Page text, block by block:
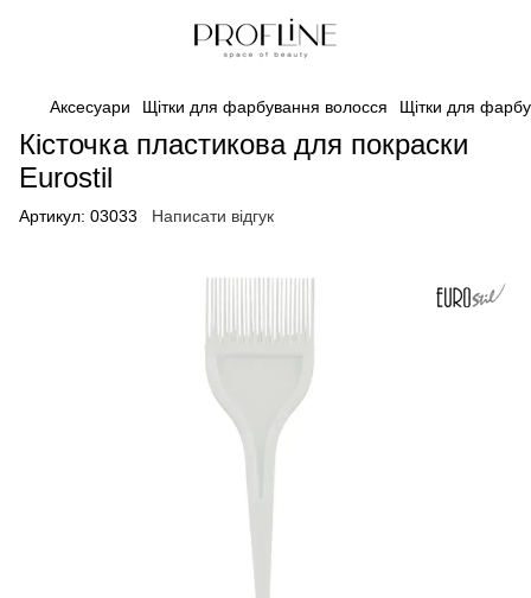
Аксесуари Щітки для фарбування волосся Щітки для
Кісточка пластикова для покраски
Eurostil
Артикул: 03033 Написати відгук